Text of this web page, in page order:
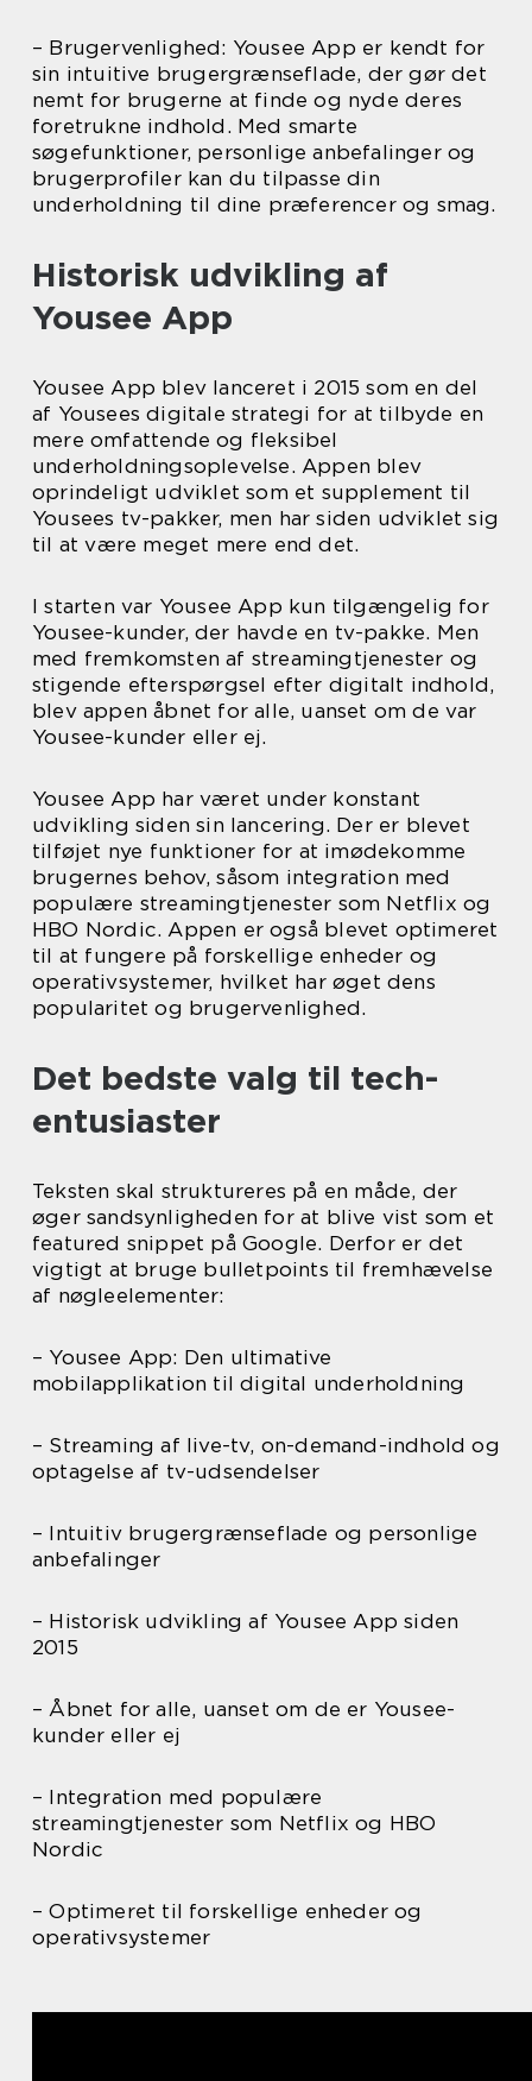
– Brugervenlighed: Yousee App er kendt for
sin intuitive brugergrænseflade, der gør det
nemt for brugerne at finde og nyde deres
foretrukne indhold. Med smarte
søgefunktioner, personlige anbefalinger og
brugerprofiler kan du tilpasse din
underholdning til dine præferencer og smag.
Historisk udvikling af
Yousee App
Yousee App blev lanceret i 2015 som en del
af Yousees digitale strategi for at tilbyde en
mere omfattende og fleksibel
underholdningsoplevelse. Appen blev
oprindeligt udviklet som et supplement til
Yousees tv-pakker, men har siden udviklet sig
til at være meget mere end det.
I starten var Yousee App kun tilgængelig for
Yousee-kunder, der havde en tv-pakke. Men
med fremkomsten af streamingtjenester og
stigende efterspørgsel efter digitalt indhold,
blev appen åbnet for alle, uanset om de var
Yousee-kunder eller ej.
Yousee App har været under konstant
udvikling siden sin lancering. Der er blevet
tilføjet nye funktioner for at imødekomme
brugernes behov, såsom integration med
populære streamingtjenester som Netflix og
HBO Nordic. Appen er også blevet optimeret
til at fungere på forskellige enheder og
operativsystemer, hvilket har øget dens
popularitet og brugervenlighed.
Det bedste valg til tech-
entusiaster
Teksten skal struktureres på en måde, der
øger sandsynligheden for at blive vist som et
featured snippet på Google. Derfor er det
vigtigt at bruge bulletpoints til fremhævelse
af nøgleelementer:
– Yousee App: Den ultimative
mobilapplikation til digital underholdning
– Streaming af live-tv, on-demand-indhold og
optagelse af tv-udsendelser
– Intuitiv brugergrænseflade og personlige
anbefalinger
– Historisk udvikling af Yousee App siden
2015
– Åbnet for alle, uanset om de er Yousee-
kunder eller ej
– Integration med populære
streamingtjenester som Netflix og HBO
Nordic
– Optimeret til forskellige enheder og
operativsystemer